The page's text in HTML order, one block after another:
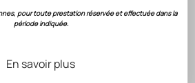
pour toute prestation réservée et effectuée dans la
période indiquée.
En savoir plus
& Notation